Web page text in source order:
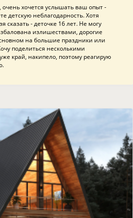
хочется услышать ваш опыт -
детскую неблагодарность. Хотя
сказать - деточке 16 лет. Не могу
излишествами, дорогие
на большие праздники или
поделиться несколькими
край, накипело, поэтому реагирую